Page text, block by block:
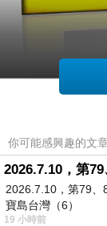
你可能感興趣的文
2026.7.10，第79、
寶島台灣（6）
19 小時前